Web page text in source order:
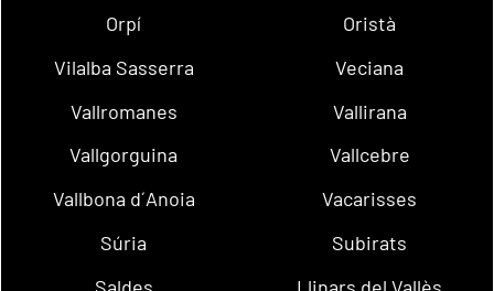
Orpí
Oristà
Vilalba Sasserra
Veciana
Vallromanes
Vallirana
Vallgorguina
Vallcebre
Vallbona d´Anoia
Vacarisses
Súria
Subirats